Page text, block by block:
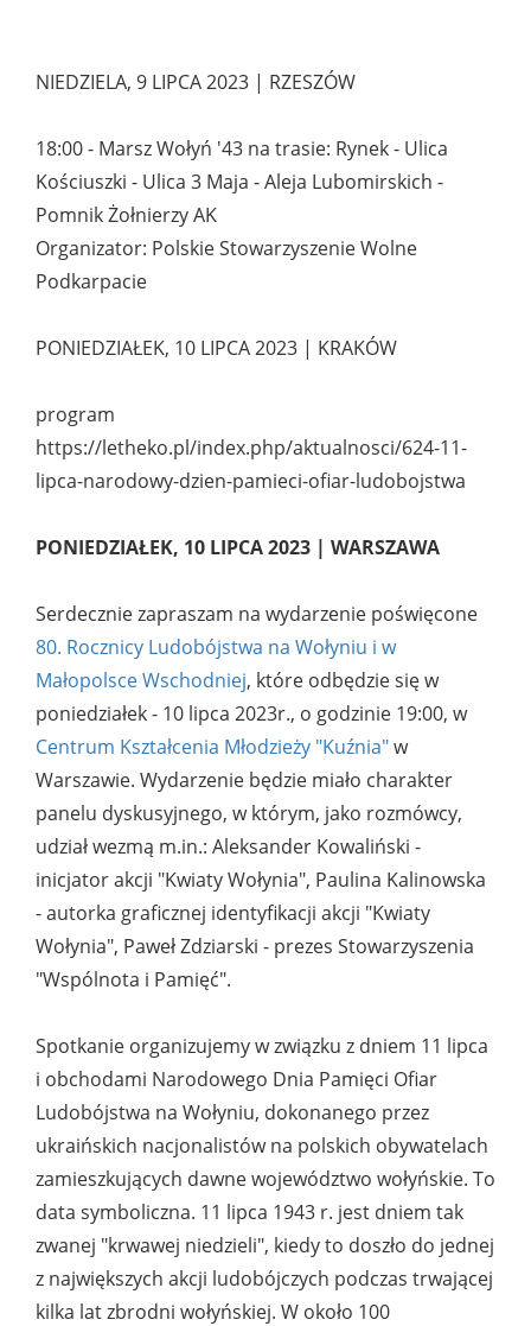
NIEDZIELA, 9 LIPCA 2023 | RZESZÓW
18:00 - Marsz Wołyń '43 na trasie: Rynek - Ulica
Kościuszki - Ulica 3 Maja - Aleja Lubomirskich -
Pomnik Żołnierzy AK
Organizator: Polskie Stowarzyszenie Wolne
Podkarpacie
PONIEDZIAŁEK, 10 LIPCA 2023 | KRAKÓW
program
https://letheko.pl/index.php/aktualnosci/624-11-
lipca-narodowy-dzien-pamieci-ofiar-ludobojstwa
PONIEDZIAŁEK, 10 LIPCA 2023 | WARSZAWA
Serdecznie zapraszam na wydarzenie poświęcone
80. Rocznicy Ludobójstwa na Wołyniu i w
Małopolsce Wschodniej, które odbędzie sięw
poniedziałek - 10 lipca 2023r., o godzinie 19:00, w
Centrum Kształcenia Młodzieży "Kuźnia"w
Warszawie. Wydarzenie będzie miało charakter
panelu dyskusyjnego, w którym, jako rozmówcy,
udział wezmą m.in.: Aleksander Kowaliński -
inicjator akcji "Kwiaty Wołynia", Paulina Kalinowska
- autorka graficznej identyfikacji akcji "Kwiaty
Wołynia", Paweł Zdziarski - prezes Stowarzyszenia
"Wspólnota i Pamięć".
Spotkanie organizujemy w związku z dniem 11 lipca
i obchodami Narodowego Dnia Pamięci Ofiar
Ludobójstwa na Wołyniu, dokonanego przez
ukraińskich nacjonalistów na polskich obywatelach
zamieszkujących dawne województwo wołyńskie. To
data symboliczna. 11 lipca 1943 r. jest dniem tak
zwanej "krwawej niedzieli", kiedy to doszło do jednej
z największych akcji ludobójczych podczas trwającej
kilka lat zbrodni wołyńskiej. W około 100